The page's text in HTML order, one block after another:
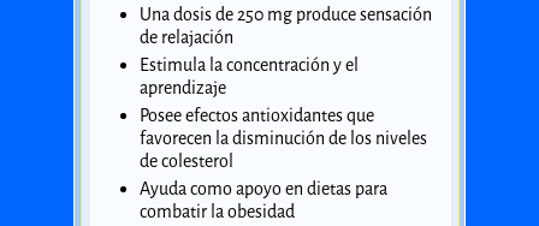
Una dosis de 250 mg produce sensación
de relajación
Estimula la concentración y el
aprendizaje
Posee efectos antioxidantes que
favorecen la disminución de los niveles
de colesterol
Ayuda como apoyo en dietas para
combatir la obesidad